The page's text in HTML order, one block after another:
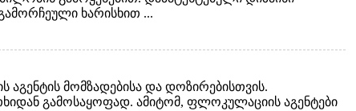
ხარისხით ...
მომზადებისა და დოზირებისთვის.
გამოსაყოფად. ამიტომ, ფლოკულაციის აგენტები